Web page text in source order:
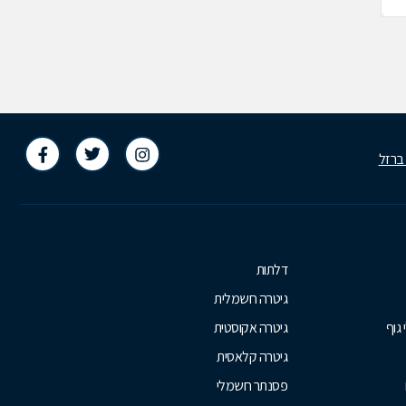
גוף
דלתות
גיטרה חשמלית
גיטרה אקוסטית
גיטרה קלאסית
פסנתר חשמלי